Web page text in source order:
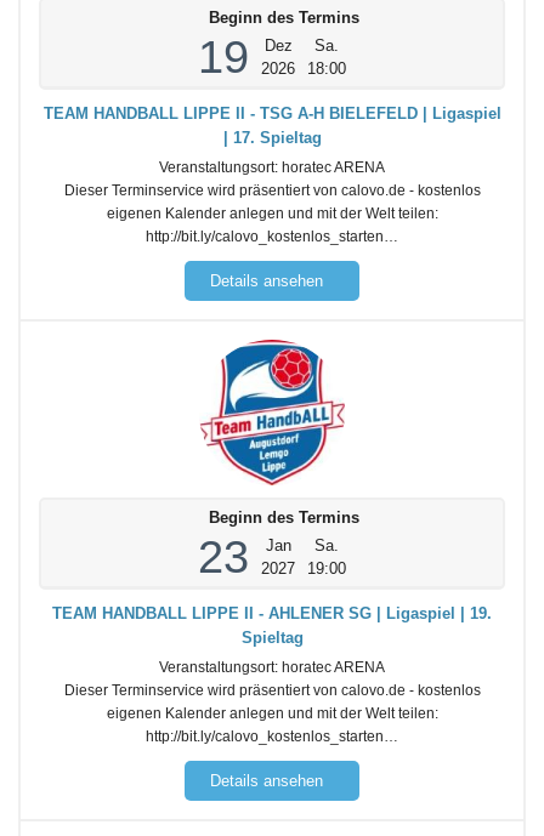
Beginn des Termins
19
Dez
2026
Sa.
18:00
TEAM HANDBALL LIPPE II - TSG A-H BIELEFELD | Ligaspiel
| 17. Spieltag
Veranstaltungsort: horatec ARENA
Dieser Terminservice wird präsentiert von calovo.de - kostenlos
eigenen Kalender anlegen und mit der Welt teilen:
http://bit.ly/calovo_kostenlos_starten…
Details ansehen
Beginn des Termins
23
Jan
2027
Sa.
19:00
TEAM HANDBALL LIPPE II - AHLENER SG | Ligaspiel | 19.
Spieltag
Veranstaltungsort: horatec ARENA
Dieser Terminservice wird präsentiert von calovo.de - kostenlos
eigenen Kalender anlegen und mit der Welt teilen:
http://bit.ly/calovo_kostenlos_starten…
Details ansehen